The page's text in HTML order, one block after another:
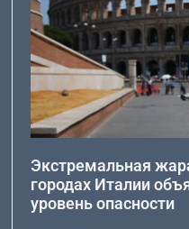
Экстремальная
городах Италии
уровень опасности